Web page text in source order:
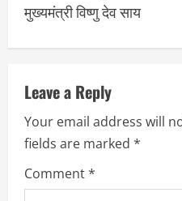
मुख्यमंत्री विष्णु देव साय
Leave a Reply
Your email address will
fields are marked *
Comment*